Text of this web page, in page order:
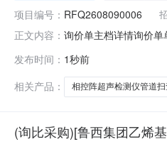
项目编号： RFQ2608090006
正文内容： 询价单主档详情询价
核对报价要求，同意
发布时间： 1秒前
相关产品：
相控阵超声检测仪管道
(询比采购)[鲁西集团乙烯